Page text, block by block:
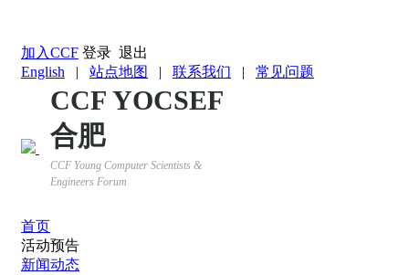
加入CCF 登录 退出
English | 站点地图 | 联系我们 | 常见问题
CCF YOCSEF
合肥
CCF Young Computer Scientists &
Engineers Forum
首页
活动预告
新闻动态